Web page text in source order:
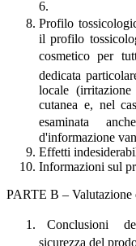
6.
Profilo
il profilo
cosmetico per
dedicata
locale (irritazione
cutanea e, nel
esaminata
d'informazione
Effetti
Informazioni sul
PARTE B – Valutazione
Conclusioni
sicurezza del